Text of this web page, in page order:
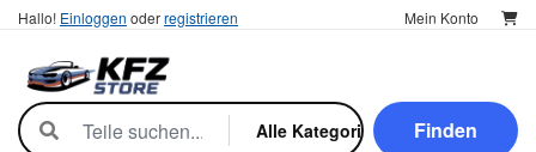
Hallo! Einloggen oderregistrieren Mein Konto
Finden